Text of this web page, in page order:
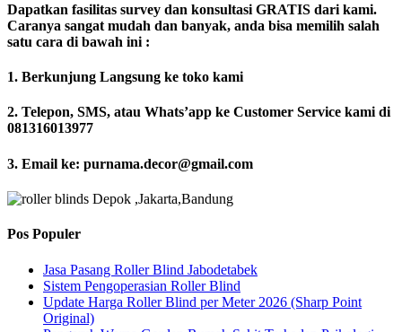
Dapatkan fasilitas survey dan konsultasi GRATIS dari kami.
Caranya sangat mudah dan banyak, anda bisa memilih salah
satu cara di bawah ini :
1. Berkunjung Langsung ke toko kami
2. Telepon, SMS, atau Whats’app ke Customer Service kami di
081316013977
3. Email ke: purnama.decor@gmail.com
Pos Populer
Jasa Pasang Roller Blind Jabodetabek
Sistem Pengoperasian Roller Blind
Update Harga Roller Blind per Meter 2026 (Sharp Point
Original)